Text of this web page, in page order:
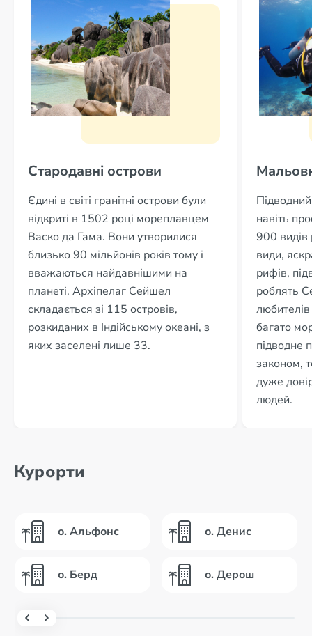
Стародавні острови
Єдині в світі гранітні острови були
відкриті в 1502 році мореплавцем
Васко да Гама. Вони утворилися
близько 90 мільйонів років тому і
вважаються найдавнішими на
планеті. Архіпелаг Сейшел
складається зі 115 островів,
розкиданих в Індійському океані, з
яких заселені лише 33.
навіть
900 видів
види,
рифів,
роблять
любителів
багато
підводне
законом,
дуже
людей.
Курорти
о. Альфонс
о. Берд
о. Денис
о. Дерош